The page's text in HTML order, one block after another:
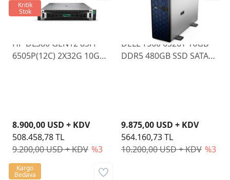
HP DL380 GEN12 8SFF
6505P(12C) 2X32G 10GB
9.200,00 USD + KDV %3
8.900,00 USD + KDV
508.458,78 TL
Kritik
Stok
DELL T560 6526Y 16GB
DDR5 480GB SSD SATA
10.200,00 USD + KDV %3
9.875,00 USD + KDV
564.160,73 TL
Kargo
Bedava